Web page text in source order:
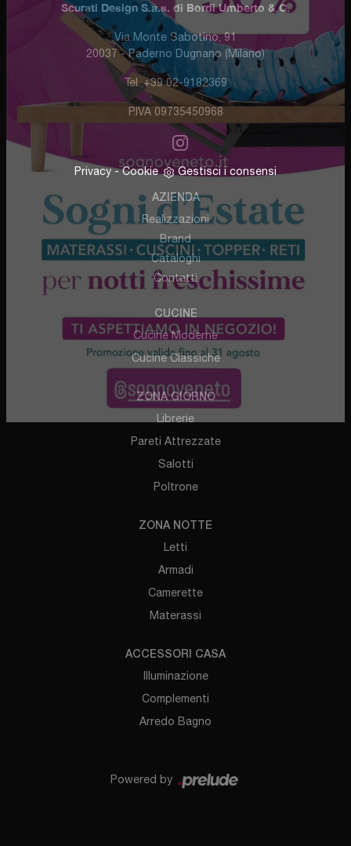
Scurati Design S.a.s. di Bordi Umberto & C.
Via Monte Sabotino, 91
20037 - Paderno Dugnano (Milano)
Tel. +39 02-9182369
P.IVA 09735450968
Privacy-Cookie Gestisci i consensi
AZIENDA
Realizzazioni
Brand
Cataloghi
Contatti
CUCINE
Cucine Moderne
Cucine Classiche
ZONA GIORNO
Librerie
Pareti Attrezzate
Salotti
Poltrone
ZONA NOTTE
Letti
Armadi
Camerette
Materassi
ACCESSORI CASA
Illuminazione
Complementi
Arredo Bagno
Powered by